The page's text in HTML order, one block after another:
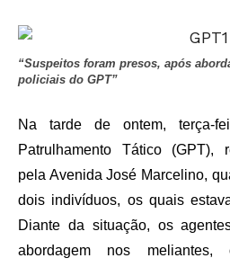
“Suspeitos foram presos, após
policiais do GPT”
Na tarde de ontem, terça-
Patrulhamento Tático (GPT),
pela Avenida José Marcelino,
dois indivíduos, os quais
Diante da situação, os
abordagem nos